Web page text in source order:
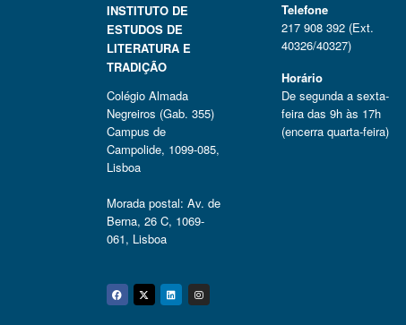
INSTITUTO DE
ESTUDOS DE
LITERATURA E
TRADIÇÃO
Colégio Almada
Negreiros (Gab. 355)
Campus de
Campolide, 1099-085,
Lisboa
Morada postal: Av. de
Berna, 26 C, 1069-
061, Lisboa
Facebook
Twitter
Linkedin
Instagram
Telefone
217 908 392 (Ext.
40326/40327)
Horário
De segunda a sexta-
feira das 9h às 17h
(encerra quarta-feira)